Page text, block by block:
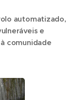
automatizado,
e
comunidade